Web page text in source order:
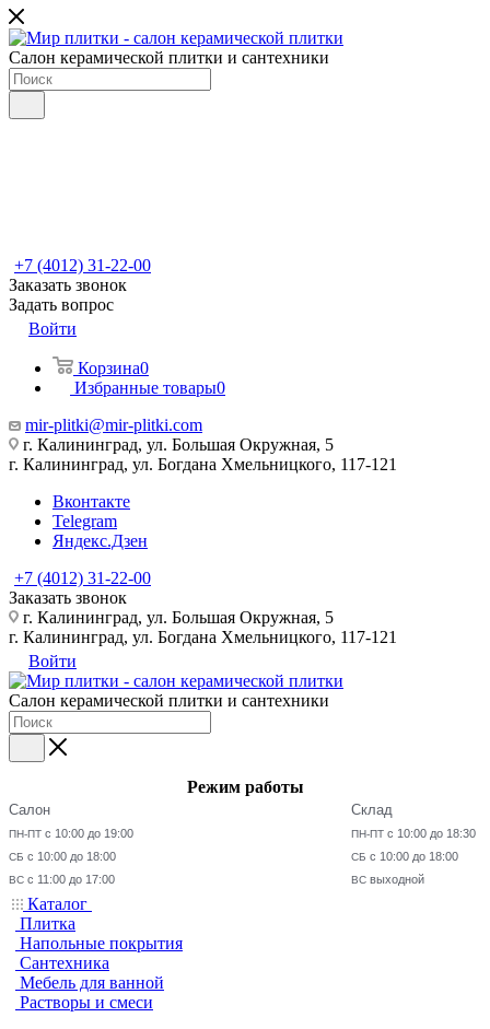
Салон керамической плитки и сантехники
+7 (4012) 31-22-00
Заказать звонок
Задать вопрос
Войти
Корзина0
Избранные товары0
mir-plitki@mir-plitki.com
г. Калининград, ул. Большая Окружная, 5
г. Калининград, ул. Богдана Хмельницкого, 117-121
Вконтакте
Telegram
Яндекс.Дзен
+7 (4012) 31-22-00
Заказать звонок
г. Калининград, ул. Большая Окружная, 5
г. Калининград, ул. Богдана Хмельницкого, 117-121
Войти
Салон керамической плитки и сантехники
Режим работы
Салон
ПН-ПТ с 10:00 до 19:00
СБ с 10:00 до 18:00
ВС с 11:00 до 17:00
Склад
ПН-ПТ с 10:00 до 18:30
СБ с 10:00 до 18:00
ВС выходной
Каталог
Плитка
Напольные покрытия
Сантехника
Мебель для ванной
Растворы и смеси